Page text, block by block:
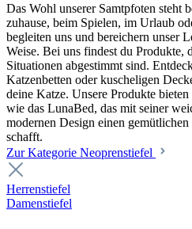
Das Wohl unserer Samtpfoten steht
zuhause, beim Spielen, im Urlaub
begleiten uns und bereichern unser
Weise. Bei uns findest du Produkte,
Situationen abgestimmt sind.
Katzenbetten oder kuscheligen
deine Katze. Unsere Produkte
wie das LunaBed, das mit seiner
modernen Design einen
schafft.
Zur Kategorie Neoprenstiefel
Herrenstiefel
Damenstiefel